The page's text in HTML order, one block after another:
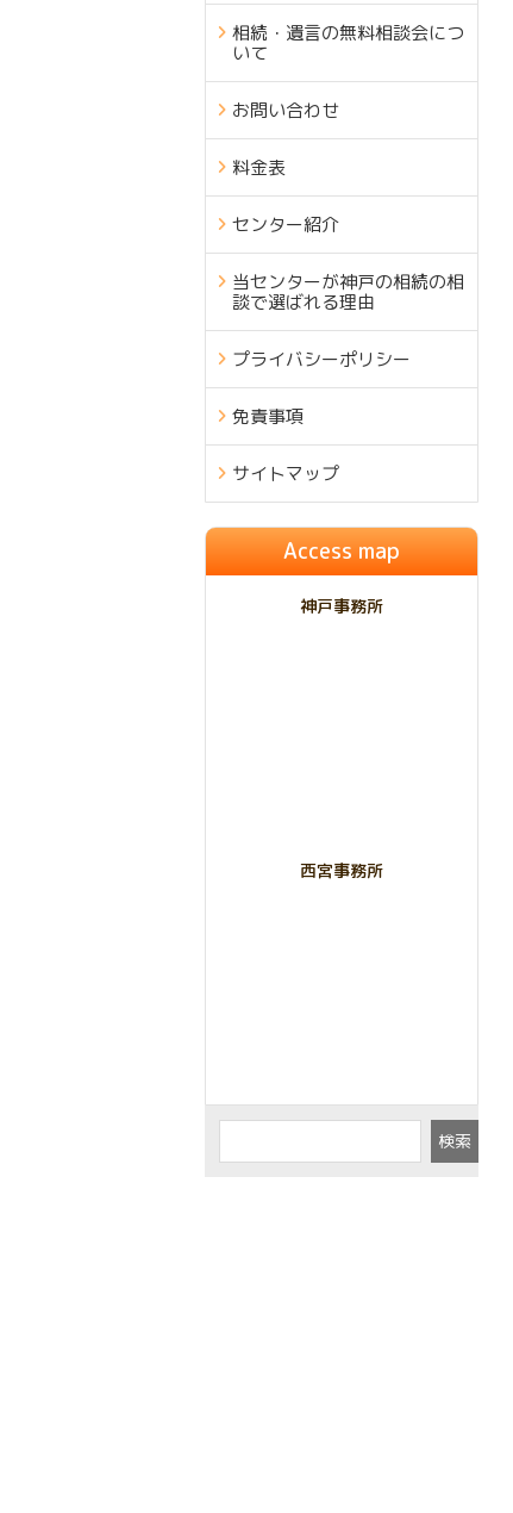
相続・遺言の無料相談会につ
いて
お問い合わせ
料金表
センター紹介
当センターが神戸の相続の相
談で選ばれる理由
プライバシーポリシー
免責事項
サイトマップ
Access map
神戸事務所
西宮事務所
検索